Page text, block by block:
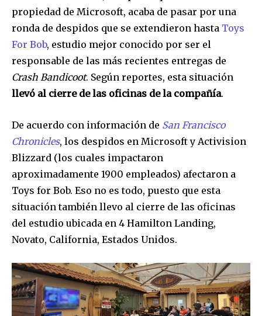
propiedad de Microsoft, acaba de pasar por una
ronda de despidos que se extendieron hasta Toys
For Bob, estudio mejor conocido por ser el
responsable de las más recientes entregas de
Crash Bandicoot. Según reportes, esta situación
llevó al cierre de las oficinas de la compañía.
De acuerdo con información de San Francisco
Chronicles, los despidos en Microsoft y Activision
Blizzard (los cuales impactaron
aproximadamente 1900 empleados) afectaron a
Toys for Bob. Eso no es todo, puesto que esta
situación también llevo al cierre de las oficinas
del estudio ubicada en 4 Hamilton Landing,
Novato, California, Estados Unidos.